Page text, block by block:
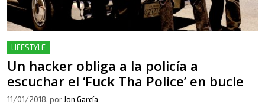
LIFESTYLE
Un hacker obliga a la policía a
escuchar el ‘Fuck Tha Police’ en bucle
11/01/2018, por Jon García